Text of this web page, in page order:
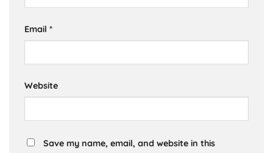
Email *
Website
Save my name, email, and website in this